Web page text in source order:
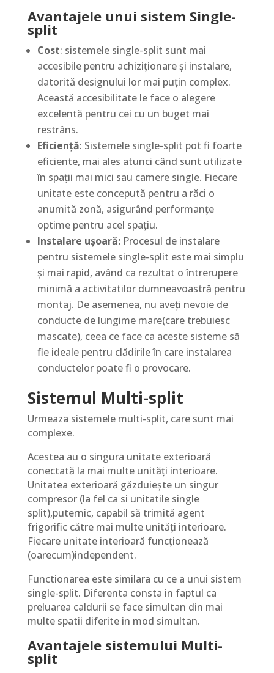
Avantajele unui sistem Single-
split
Cost: sistemele single-split sunt mai
accesibile pentru achiziționare și instalare,
datorită designului lor mai puțin complex.
Această accesibilitate le face o alegere
excelentă pentru cei cu un buget mai
restrâns.
Eficiență: Sistemele single-split pot fi foarte
eficiente, mai ales atunci când sunt utilizate
în spații mai mici sau camere single. Fiecare
unitate este concepută pentru a răci o
anumită zonă, asigurând performanțe
optime pentru acel spațiu.
Instalare ușoară:Procesul de instalare
pentru sistemele single-split este mai simplu
și mai rapid, având ca rezultat o întrerupere
minimă a activitatilor dumneavoastră pentru
montaj. De asemenea, nu aveți nevoie de
conducte de lungime mare(care trebuiesc
mascate), ceea ce face ca aceste sisteme să
fie ideale pentru clădirile în care instalarea
conductelor poate fi o provocare.
Sistemul Multi-split
Urmeaza sistemele multi-split, care sunt mai
complexe.
Acestea au o singura unitate exterioară
conectată la mai multe unități interioare.
Unitatea exterioară găzduiește un singur
compresor (la fel ca si unitatile single
split),puternic, capabil să trimită agent
frigorific către mai multe unități interioare.
Fiecare unitate interioară funcționează
(oarecum)independent.
Functionarea este similara cu ce a unui sistem
single-split. Diferenta consta in faptul ca
preluarea caldurii se face simultan din mai
multe spatii diferite in mod simultan.
Avantajele sistemului Multi-
split